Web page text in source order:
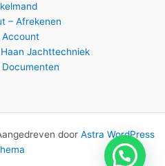
– Afrekenen
Account
Jachttechniek
door Astra WordPress